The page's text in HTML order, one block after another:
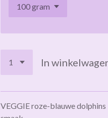
In
VEGGIE roze-blauwe